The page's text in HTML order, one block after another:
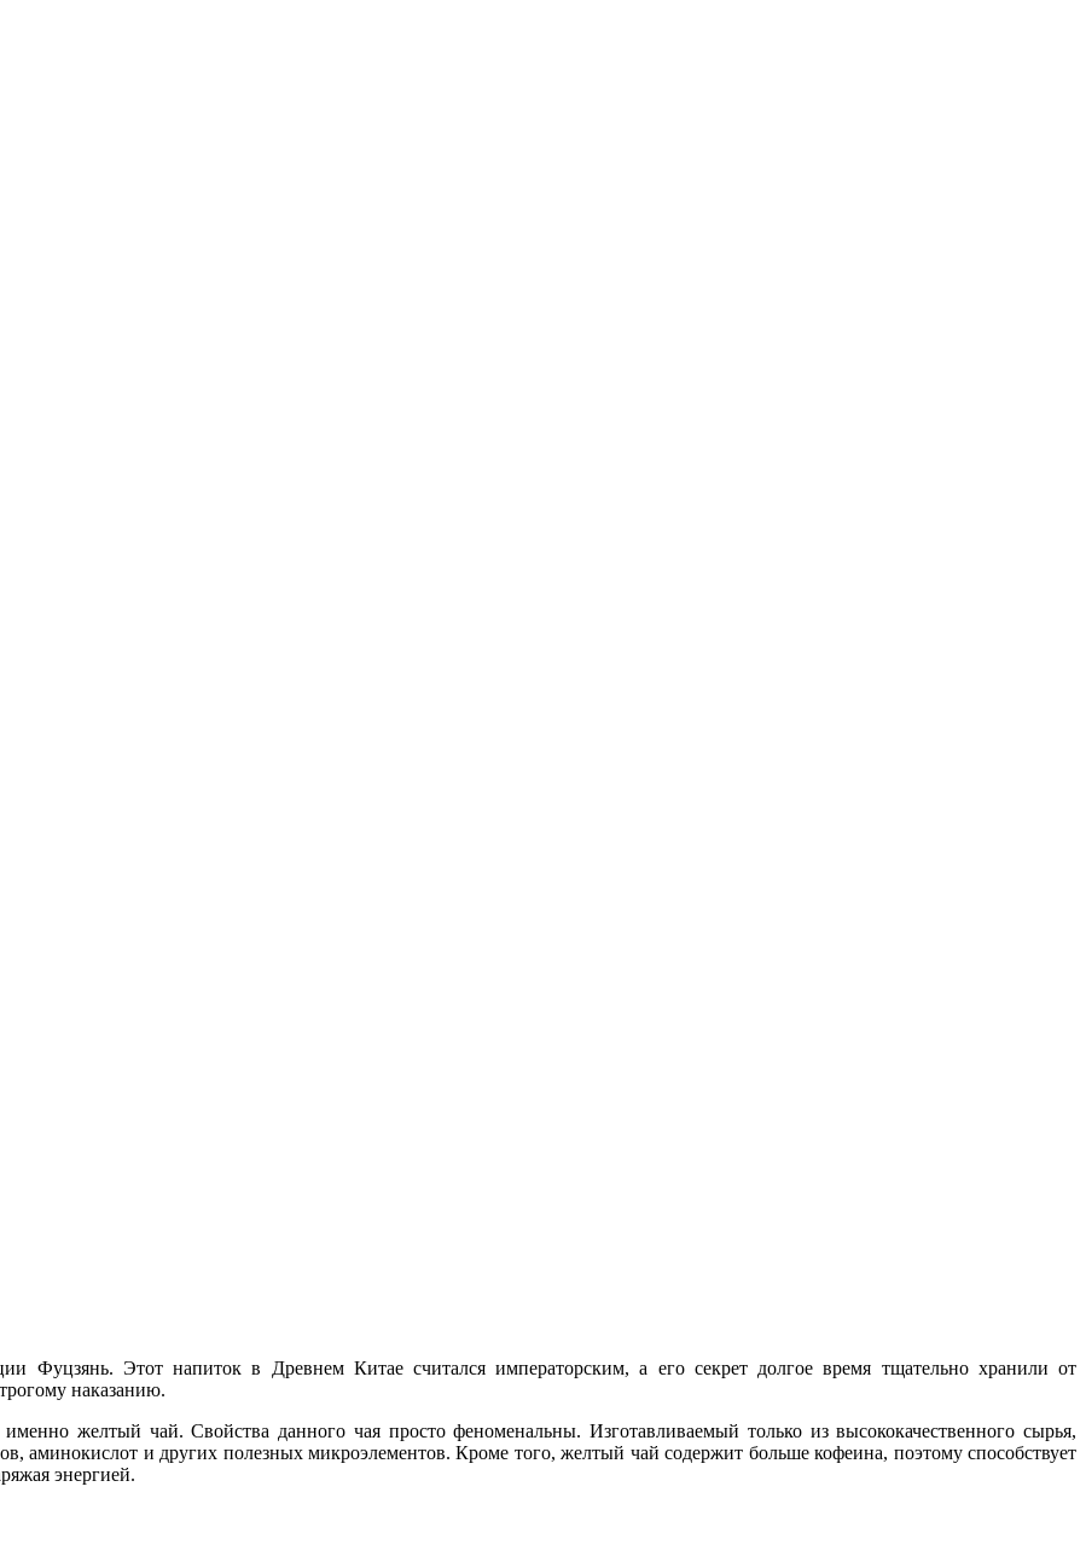
Фуцзянь. Этот напиток в Древнем Китае считался императорским, а его секрет долгое время тщательно хранили от
наказанию.
желтый чай. Свойства данного чая просто феноменальны. Изготавливаемый только из высококачественного сырья,
аминокислот и других полезных микроэлементов. Кроме того, желтый чай содержит больше кофеина, поэтому способствует
энергией.